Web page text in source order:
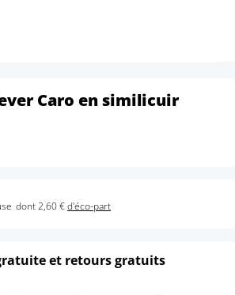
Caro en similicuir
dont 2,60 €d'éco-part
et retours gratuits